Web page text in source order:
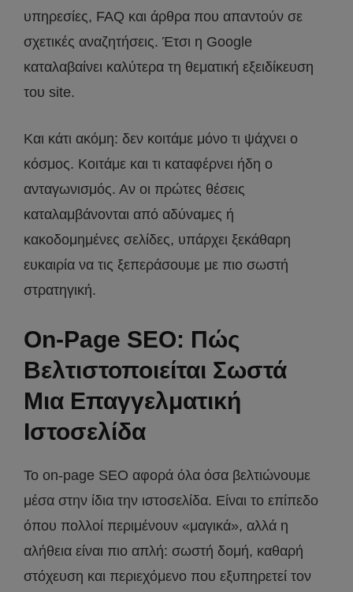
υπηρεσίες, FAQ και άρθρα που απαντούν σε
σχετικές αναζητήσεις. Έτσι η Google
καταλαβαίνει καλύτερα τη θεματική εξειδίκευση
του site.
Και κάτι ακόμη: δεν κοιτάμε μόνο τι ψάχνει ο
κόσμος. Κοιτάμε και τι καταφέρνει ήδη ο
ανταγωνισμός. Αν οι πρώτες θέσεις
καταλαμβάνονται από αδύναμες ή
κακοδομημένες σελίδες, υπάρχει ξεκάθαρη
ευκαιρία να τις ξεπεράσουμε με πιο σωστή
στρατηγική.
On-Page SEO: Πώς
Βελτιστοποιείται Σωστά
Μια Επαγγελματική
Ιστοσελίδα
Το on-page SEO αφορά όλα όσα βελτιώνουμε
μέσα στην ίδια την ιστοσελίδα. Είναι το επίπεδο
όπου πολλοί περιμένουν «μαγικά», αλλά η
αλήθεια είναι πιο απλή: σωστή δομή, καθαρή
στόχευση και περιεχόμενο που εξυπηρετεί τον